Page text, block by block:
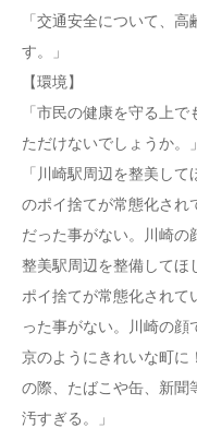
「交通安全について、
す。」
【環境】
「市民の健康を守る上
ただけないでしょうか。」
「川崎駅周辺を整美し
のポイ捨てが常態化され
だった事がない。川崎の
整美駅周辺を整備してほ
ポイ捨てが常態化されて
った事がない。川崎の顔
京のようにきれいな町に
の際、たばこや缶、新聞
汚すぎる。」